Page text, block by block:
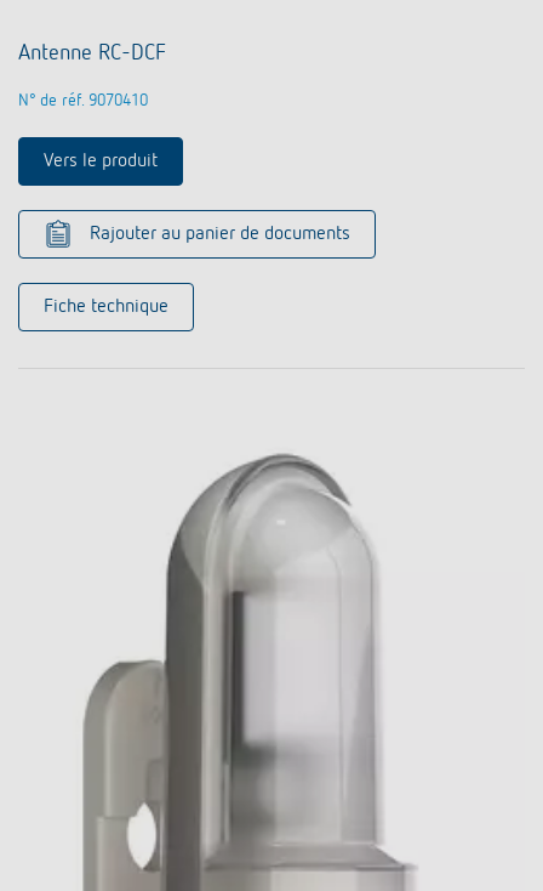
Antenne RC-DCF
N° de réf. 9070410
Vers le produit
Rajouter au panier de documents
Fiche technique